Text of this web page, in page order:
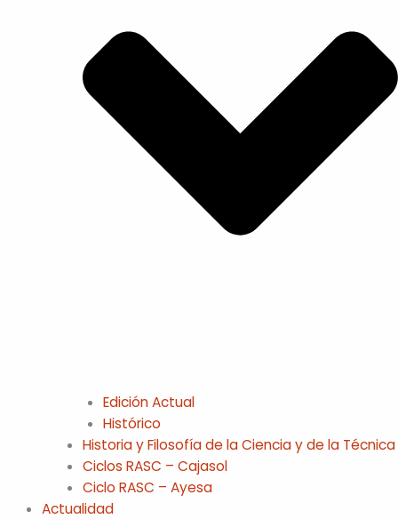
Edición Actual
Histórico
Historia y Filosofía de la Ciencia y de la Técnica
Ciclos RASC – Cajasol
Ciclo RASC – Ayesa
Actualidad